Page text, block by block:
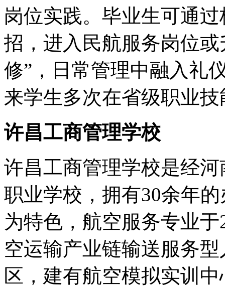
岗位实践。毕业生可通
招，进入民航服务岗位
修”，日常管理中融入礼
来学生多次在省级职业
许昌工商管理学校
许昌工商管理学校是经
职业学校，拥有30余年
为特色，航空服务专业
空运输产业链输送服务
区，建有航空模拟实训